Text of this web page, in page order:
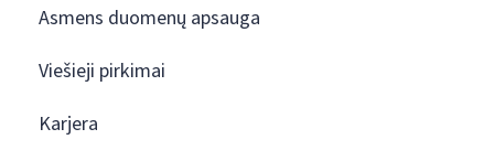
Asmens duomenų apsauga
Viešieji pirkimai
Karjera